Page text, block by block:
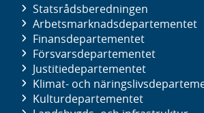
Statsrådsberedningen
Arbetsmarknads­departementet
Finans­departementet
Försvars­departementet
Justitie­departementet
Klimat- och
Kultur­departementet